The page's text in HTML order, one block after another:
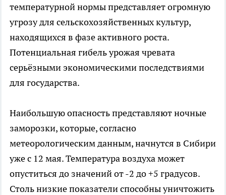
температурной нормы представляет огромную
угрозу для сельскохозяйственных культур,
находящихся в фазе активного роста.
Потенциальная гибель урожая чревата
серьёзными экономическими последствиями
для государства.
Наибольшую опасность представляют ночные
заморозки, которые, согласно
метеорологическим данным, начнутся в Сибири
уже с 12 мая. Температура воздуха может
опуститься до значений от -2 до +5 градусов.
Столь низкие показатели способны уничтожить